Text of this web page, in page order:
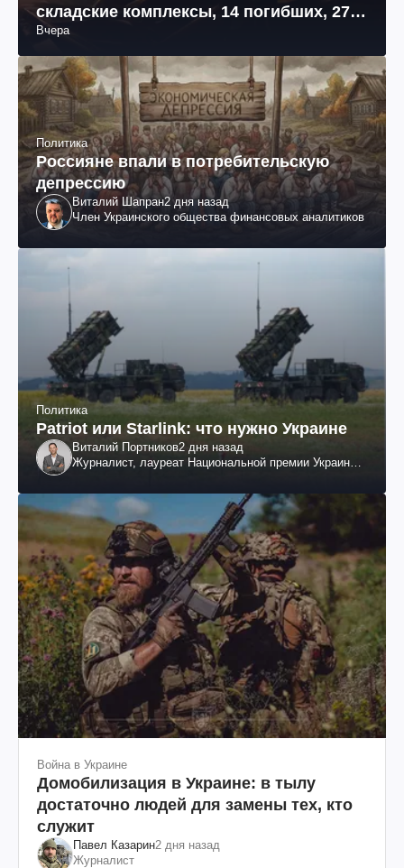
складские комплексы, 14 погибших, 27
раненых (фото, видео)
Вчера
Политика
Россияне впали в потребительскую
депрессию
Виталий Шапран2 дня назад
Член Украинского общества финансовых аналитиков
Политика
Patriot или Starlink: что нужно Украине
Виталий Портников2 дня назад
Журналист, лауреат Национальной премии Украины
Война в Украине
Домобилизация в Украине: в тылу
достаточно людей для замены тех, кто
служит
Павел Казарин2 дня назад
Журналист